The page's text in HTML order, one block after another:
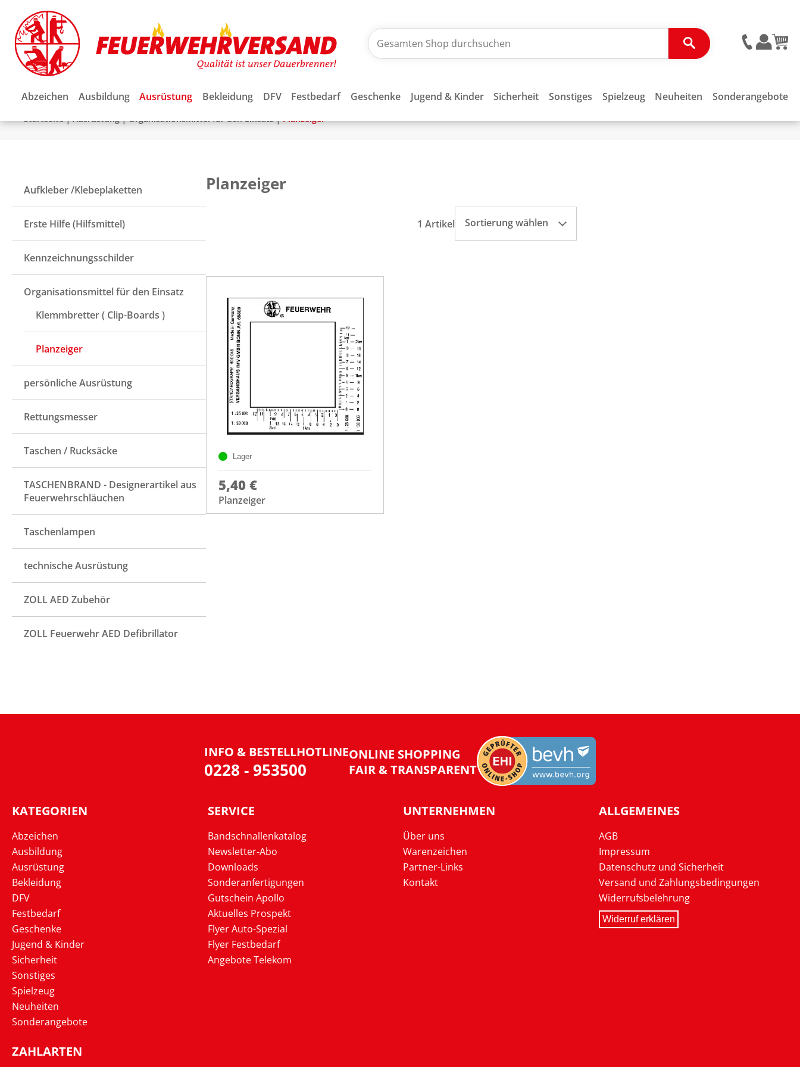
Abzeichen Ausbildung Ausrüstung Bekleidung DFV Festbedarf Geschenke Jugend & Kinder Sicherheit Sonstiges Spielzeug Neuheiten Sonderangebote
Startseite|Ausrüstung|Organisationsmittel für den Einsatz|Planzeiger
Aufkleber /Klebeplaketten
Erste Hilfe (Hilfsmittel)
Kennzeichnungsschilder
Organisationsmittel für den Einsatz
Klemmbretter ( Clip-Boards )
Planzeiger
persönliche Ausrüstung
Rettungsmesser
Taschen / Rucksäcke
TASCHENBRAND - Designerartikel aus
Feuerwehrschläuchen
Taschenlampen
technische Ausrüstung
ZOLL AED Zubehör
ZOLL Feuerwehr AED Defibrillator
Planzeiger
1 Artikel Sortierung wählen
Lager
5,40 €
Planzeiger
INFO & BESTELLHOTLINE
0228 - 953500
ONLINE SHOPPING
FAIR & TRANSPARENT
KATEGORIEN
Abzeichen
Ausbildung
Ausrüstung
Bekleidung
DFV
Festbedarf
Geschenke
Jugend & Kinder
Sicherheit
Sonstiges
Spielzeug
Neuheiten
Sonderangebote
SERVICE
Bandschnallenkatalog
Newsletter-Abo
Downloads
Sonderanfertigungen
Gutschein Apollo
Aktuelles Prospekt
Flyer Auto-Spezial
Flyer Festbedarf
Angebote Telekom
UNTERNEHMEN
Über uns
Warenzeichen
Partner-Links
Kontakt
ALLGEMEINES
AGB
Impressum
Datenschutz und Sicherheit
Versand und Zahlungsbedingungen
Widerrufsbelehrung
Widerruf erklären
ZAHLARTEN